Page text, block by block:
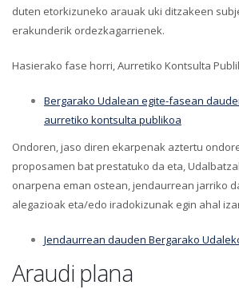
duten etorkizuneko arauak uki ditzakeen
erakunderik ordezkagarrienek.
Hasierako fase horri, Aurretiko Kontsulta
Bergarako Udalean egite-fasean
aurretiko kontsulta publikoa
Ondoren, jaso diren ekarpenak aztertu
proposamen bat prestatuko da eta,
onarpena eman ostean, jendaurrean jarriko
alegazioak eta/edo iradokizunak egin ahal
Jendaurrean dauden Bergarako
Araudi plana